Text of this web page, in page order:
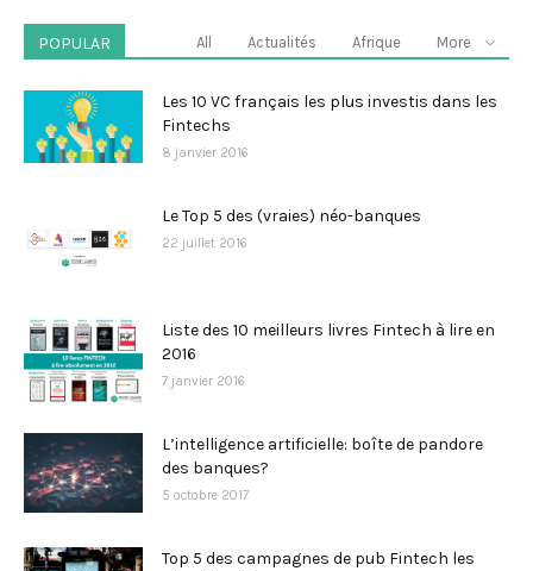
POPULAR All Actualités Afrique More
Les 10 VC français les plus investis dans les
Fintechs
8 janvier 2016
Le Top 5 des (vraies) néo-banques
22 juillet 2016
Liste des 10 meilleurs livres Fintech à lire en
2016
7 janvier 2016
L’intelligence artificielle: boîte de pandore
des banques?
5 octobre 2017
Top 5 des campagnes de pub Fintech les